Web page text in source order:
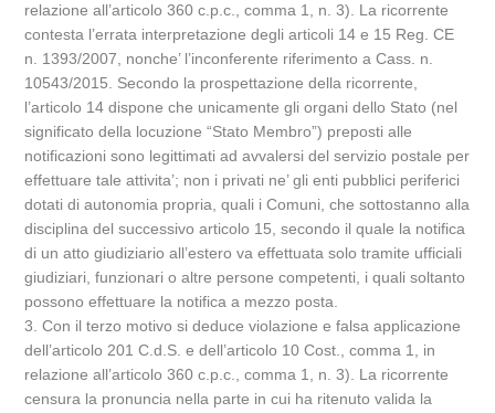
relazione all’articolo 360 c.p.c., comma 1, n. 3). La ricorrente
contesta l’errata interpretazione degli articoli 14 e 15 Reg. CE
n. 1393/2007, nonche’ l’inconferente riferimento a Cass. n.
10543/2015. Secondo la prospettazione della ricorrente,
l’articolo 14 dispone che unicamente gli organi dello Stato (nel
significato della locuzione “Stato Membro”) preposti alle
notificazioni sono legittimati ad avvalersi del servizio postale per
effettuare tale attivita’; non i privati ne’ gli enti pubblici periferici
dotati di autonomia propria, quali i Comuni, che sottostanno alla
disciplina del successivo articolo 15, secondo il quale la notifica
di un atto giudiziario all’estero va effettuata solo tramite ufficiali
giudiziari, funzionari o altre persone competenti, i quali soltanto
possono effettuare la notifica a mezzo posta.
3. Con il terzo motivo si deduce violazione e falsa applicazione
dell’articolo 201 C.d.S. e dell’articolo 10 Cost., comma 1, in
relazione all’articolo 360 c.p.c., comma 1, n. 3). La ricorrente
censura la pronuncia nella parte in cui ha ritenuto valida la